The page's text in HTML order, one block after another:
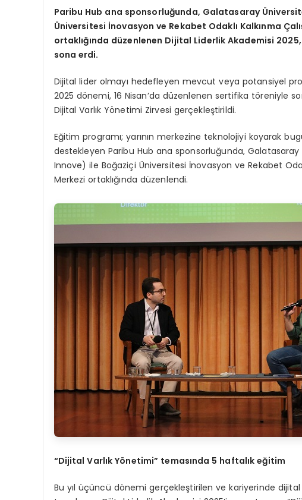
Paribu Hub ana sponsorluğunda, Galatasaray Ü
Üniversitesi İnovasyon ve Rekabet Odaklı Kalkınma
ortaklığında düzenlenen Dijital Liderlik Akademisi
sona erdi.
Dijital lider olmayı hedefleyen mevcut veya potansiyel
2025 dönemi, 16 Nisan’da düzenlenen sertifika töreniyle
Dijital Varlık Yönetimi Zirvesi gerçekleştirildi.
Eğitim programı; yarının merkezine teknolojiyi koyarak
destekleyen Paribu Hub ana sponsorluğunda,
Innove) ile Boğaziçi Üniversitesi İnovasyon ve Rekabet
Merkezi ortaklığında düzenlendi.
“Dijital Varlık Yönetimi” temasında 5 haftalık eğitim
Bu yıl üçüncü dönemi gerçekleştirilen ve kariyerinde